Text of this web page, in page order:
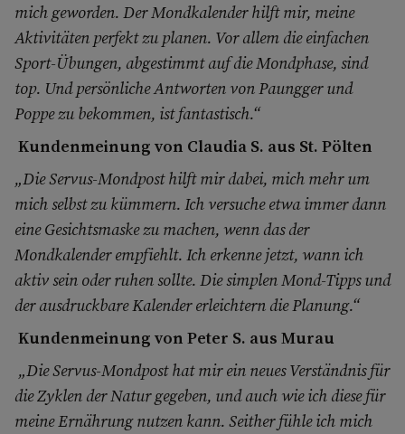
mich geworden. Der Mondkalender hilft mir, meine
Aktivitäten perfekt zu planen. Vor allem die einfachen
Sport-Übungen, abgestimmt auf die Mondphase, sind
top. Und persönliche Antworten von Paungger und
Poppe zu bekommen, ist fantastisch.“
Kundenmeinung von Claudia S. aus St. Pölten
„Die Servus-Mondpost hilft mir dabei, mich mehr um
mich selbst zu kümmern. Ich versuche etwa immer dann
eine Gesichtsmaske zu machen, wenn das der
Mondkalender empfiehlt. Ich erkenne jetzt, wann ich
aktiv sein oder ruhen sollte. Die simplen Mond-Tipps und
der ausdruckbare Kalender erleichtern die Planung.“
Kundenmeinung von Peter S. aus Murau
„Die Servus-Mondpost hat mir ein neues Verständnis für
die Zyklen der Natur gegeben, und auch wie ich diese für
meine Ernährung nutzen kann. Seither fühle ich mich